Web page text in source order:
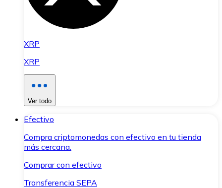
XRP
XRP
Ver todo
Efectivo
Compra criptomonedas con efectivo en tu tienda
más cercana.
Comprar con efectivo
Transferencia SEPA